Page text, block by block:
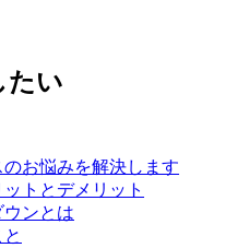
たい
お悩みを解決します
トとデメリット
ンとは